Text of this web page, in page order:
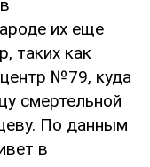
их еще
таких как
№79, куда
смертельной
По данным
в